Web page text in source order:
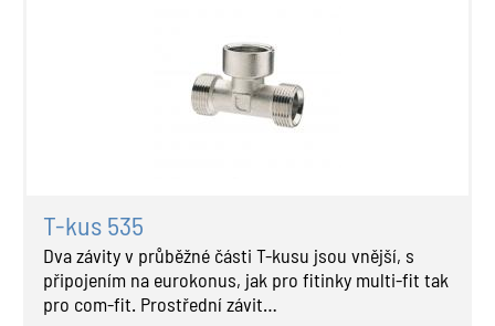
T-kus 535
Dva závity v průběžné části T-kusu jsou vnější, s
připojením na eurokonus, jak pro fitinky multi-fit tak
pro com-fit. Prostřední závit…